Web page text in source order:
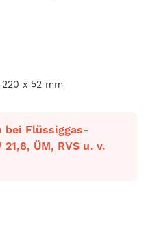
x 52 mm
bei Flüssiggas-
ÜM, RVS u. v.